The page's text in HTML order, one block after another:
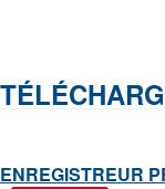
ENREGISTREUR